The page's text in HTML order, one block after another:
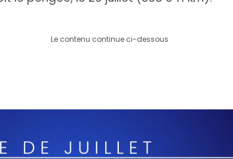
Le contenu continue ci-dessous